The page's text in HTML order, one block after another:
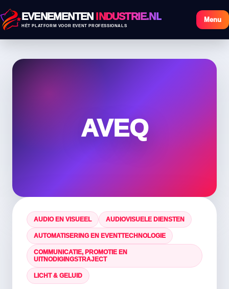
EVENEMENTEN INDUSTRIE.NL
HÉT PLATFORM VOOR EVENT PROFESSIONALS
Menu
AVEQ
AUDIO EN VISUEEL AUDIOVISUELE DIENSTEN
AUTOMATISERING EN EVENTTECHNOLOGIE
COMMUNICATIE, PROMOTIE EN
UITNODIGINGSTRAJECT
LICHT & GELUID